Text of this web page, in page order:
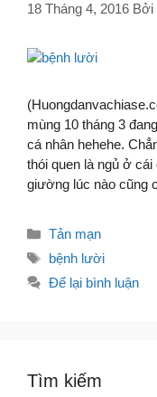
18 Tháng 4, 2016 Bởi
mùng 10 tháng 3
cá nhân hehehe.
thói quen là ngủ ở
giường lúc nào cũng
Danh
mục
Tản mạn
Thẻ
bệnh lười
Để lại bình luận
Tìm kiếm